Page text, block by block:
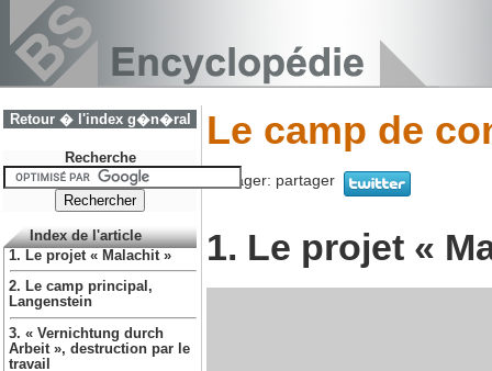
Retour � l'index g�n�ral
Recherche
Index de l'article
1. Le projet « Malachit »
2. Le camp principal,
Langenstein
3. « Vernichtung durch
Arbeit », destruction par le
travail
Le camp de
Partager: partager
1. Le projet «